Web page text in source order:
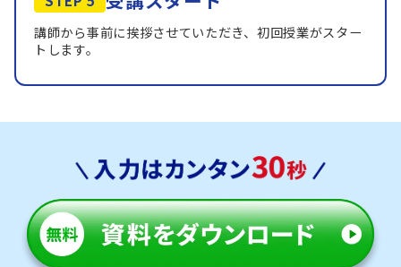
講師から事前に挨拶させていただき、初回授業がスター
トします。